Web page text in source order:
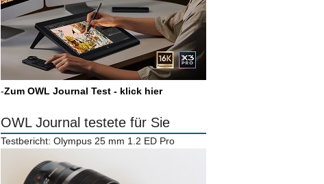
-Zum OWL Journal Test - klick hier
OWL Journal testete für Sie
Testbericht: Olympus 25 mm 1.2 ED Pro